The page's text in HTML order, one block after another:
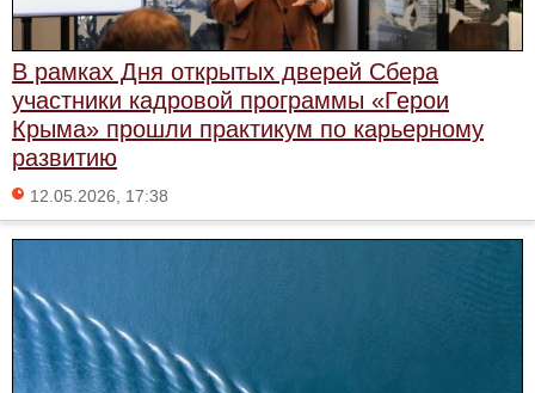
В рамках Дня открытых дверей Сбера
участники кадровой программы «Герои
Крыма» прошли практикум по карьерному
развитию
12.05.2026, 17:38